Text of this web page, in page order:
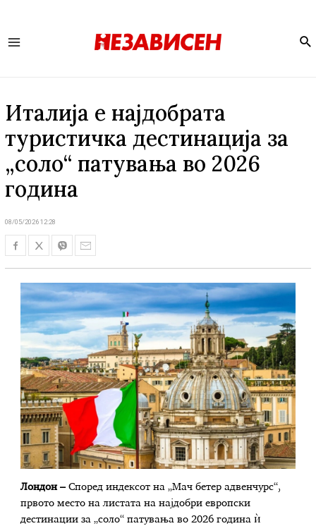
Италија е најдобрата
туристичка дестинација за
„соло“ патувања во 2026
година
08/05/2026 12:28
Лондон –Според индексот на „Мач бетер адвенчурс“,
првото место на листата на најдобри европски
дестинации за „соло“ патувања во 2026 година ѝ